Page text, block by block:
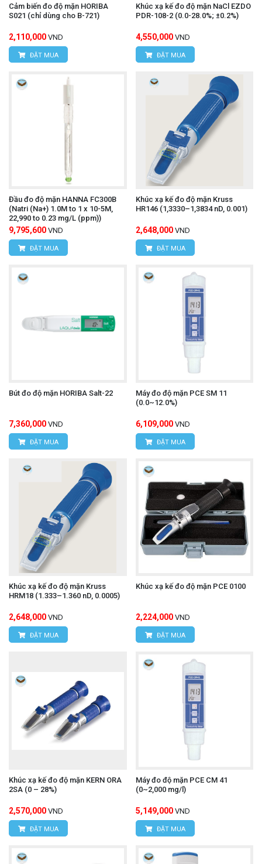
Cảm biến đo độ mặn HORIBA
S021 (chỉ dùng cho B-721)
2,110,000 VND
ĐẶT MUA
Khúc xạ kế đo độ mặn NaCl EZDO
PDR-108-2 (0.0-28.0%; ±0.2%)
4,550,000 VND
ĐẶT MUA
Đầu đo độ mặn HANNA FC300B
(Natri (Na+) 1.0M to 1 x 10-5M,
22,990 to 0.23 mg/L (ppm))
9,795,600 VND
ĐẶT MUA
Khúc xạ kế đo độ mặn Kruss
HR146 (1,3330–1,3834 nD, 0.001)
2,648,000 VND
ĐẶT MUA
Bút đo độ mặn HORIBA Salt-22
7,360,000 VND
ĐẶT MUA
Máy đo độ mặn PCE SM 11
(0.0~12.0%)
6,109,000 VND
ĐẶT MUA
Khúc xạ kế đo độ mặn Kruss
HRM18 (1.333–1.360 nD, 0.0005)
2,648,000 VND
ĐẶT MUA
Khúc xạ kế đo độ mặn PCE 0100
2,224,000 VND
ĐẶT MUA
Khúc xạ kế đo độ mặn KERN ORA
2SA (0 – 28%)
2,570,000 VND
ĐẶT MUA
Máy đo độ mặn PCE CM 41
(0~2,000 mg/l)
5,149,000 VND
ĐẶT MUA